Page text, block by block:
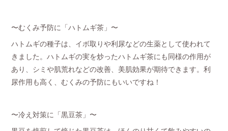
〜むくみ予防に「ハトムギ茶」〜
ハトムギの種子は、イボ取りや利尿などの生薬として使われて
きました。ハトムギの実を炒ったハトムギ茶にも同様の作用が
あり、シミや肌荒れなどの改善、美肌効果が期待できます。利
尿作用も高く、むくみの予防にもいいですね！
〜冷え対策に「黒豆茶」〜